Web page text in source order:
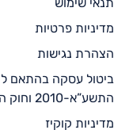
מדיניות פרטיות
הצהרת נגישות
ביטול עסקה בהתאם
התשע”א-2010 וחוק הגנת הצרכן, התשמ”א-1981″
מדיניות קוקיז